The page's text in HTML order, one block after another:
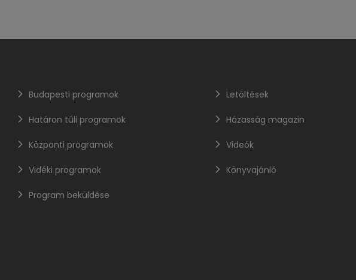
Budapesti programok
Határon túli programok
Központi programok
Vidéki programok
Program beküldése
Letöltések
Házasság magazin
Videók
Könyvajánló